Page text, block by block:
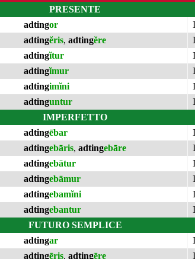
PRESENTE
adtingor
adtingĕris, adtingĕre
adtingĭtur
adtingĭmur
adtingimĭni
adtinguntur
IMPERFETTO
adtingēbar
adtingebāris, adtingebāre
adtingebātur
adtingebāmur
adtingebamĭni
adtingebantur
FUTURO SEMPLICE
adtingar
adtingēris, adtingēre
I
I
I
I
I